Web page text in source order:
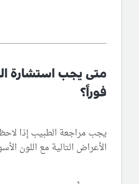
متى يجب استشارة
فوراً؟
يجب مراجعة الطبيب إذا
الأعراض التالية مع اللون